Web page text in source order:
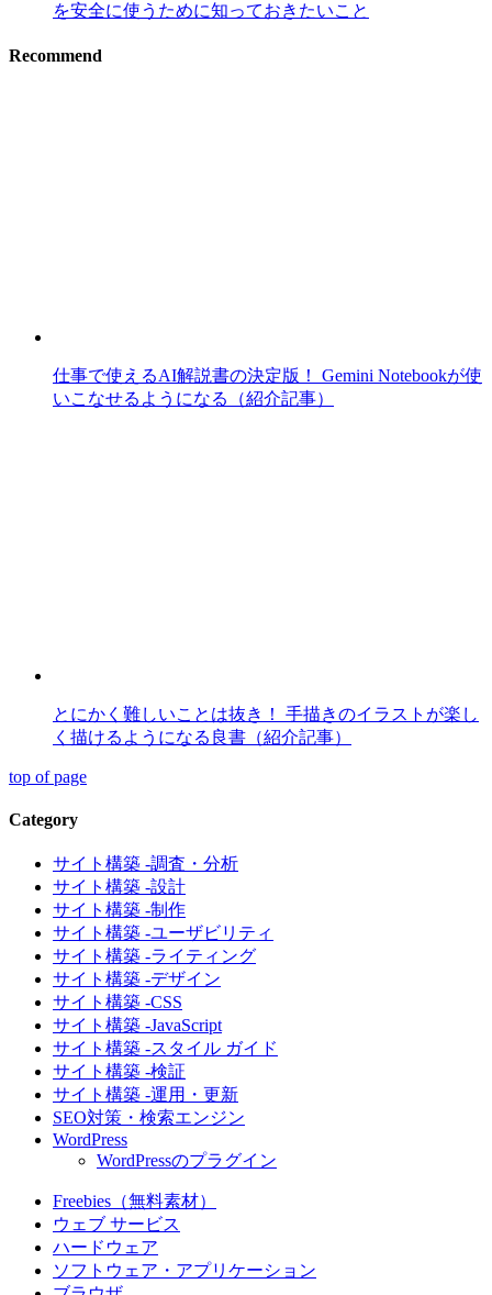
を安全に使うために知っておきたいこと
Recommend
仕事で使えるAI解説書の決定版！ Gemini Notebookが使
いこなせるようになる（紹介記事）
とにかく難しいことは抜き！ 手描きのイラストが楽し
く描けるようになる良書（紹介記事）
top of page
Category
サイト構築 -調査・分析
サイト構築 -設計
サイト構築 -制作
サイト構築 -ユーザビリティ
サイト構築 -ライティング
サイト構築 -デザイン
サイト構築 -CSS
サイト構築 -JavaScript
サイト構築 -スタイル ガイド
サイト構築 -検証
サイト構築 -運用・更新
SEO対策・検索エンジン
WordPress
WordPressのプラグイン
Freebies（無料素材）
ウェブ サービス
ハードウェア
ソフトウェア・アプリケーション